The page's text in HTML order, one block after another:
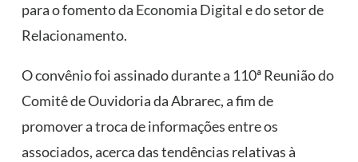
para o fomento da Economia Digital e do setor de
Relacionamento.
O convênio foi assinado durante a 110ª Reunião do
Comitê de Ouvidoria da Abrarec, a fim de
promover a troca de informações entre os
associados, acerca das tendências relativas à